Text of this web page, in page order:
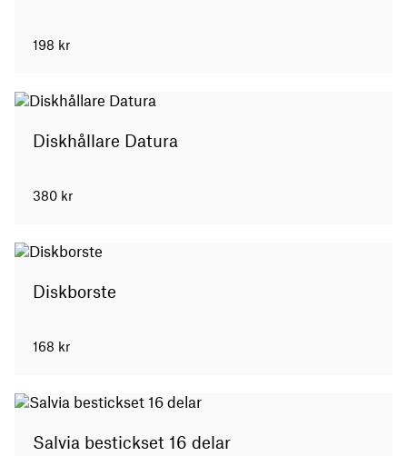
198 kr
Diskhållare Datura
380 kr
Diskborste
168 kr
Salvia bestickset 16 delar